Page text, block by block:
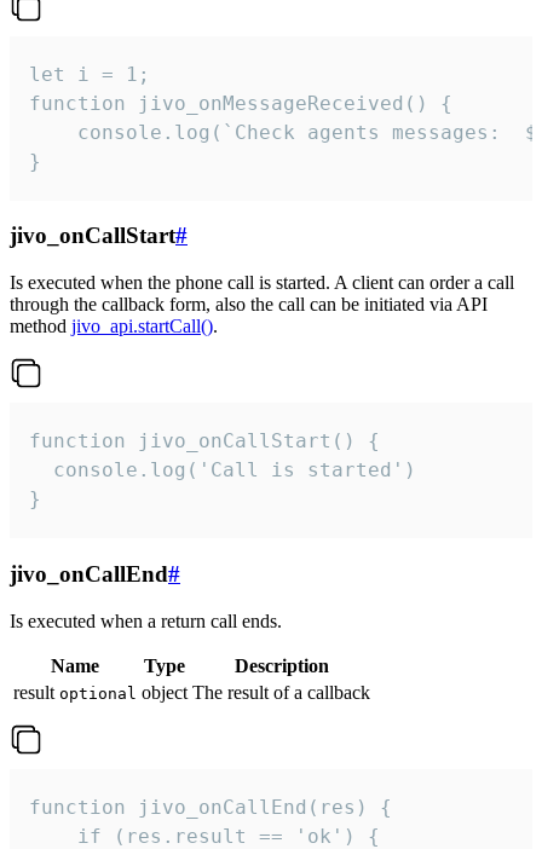
let i = 1;
function jivo_onMessageReceived() {
}
jivo_onCallStart#
Is executed when the phone call is started. A client can order a call
through the callback form, also the call can be initiated via API
method jivo_api.startCall().
function jivo_onCallStart() {
  console.log('Call is started')
}
jivo_onCallEnd#
Is executed when a return call ends.
Name Type
Description
result optional object The result of a callback
function jivo_onCallEnd(res) {
    if (res.result == 'ok') {